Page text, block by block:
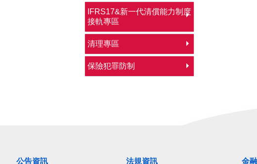
IFRS17&新一代清償能力制度
接軌專區
清理專區
保險犯罪防制
公告資訊 法規資訊 金